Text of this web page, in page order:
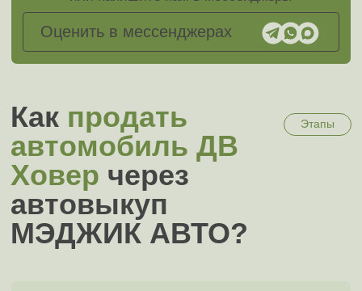
Это можно сделать на сайте, позвонить или
отправить фото и описание в мессенджер
Оставьте заявку
Специалист может приехать уже через 30
минут и определить точную цену выкупа
К вам едет специалист
до 30 минут
От наличия нужных документов зависит
скорость сделки
Заполните документы